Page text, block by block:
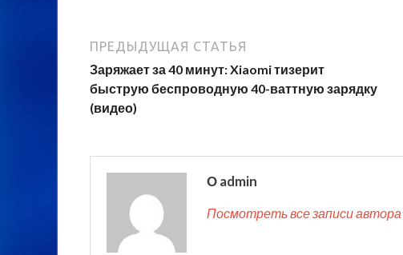
ПРЕДЫДУЩАЯ СТАТЬЯ
Заряжает за 40 минут: Xiaomi тизерит
быструю беспроводную 40-ваттную зарядку
(видео)
О admin
Посмотреть все записи автора